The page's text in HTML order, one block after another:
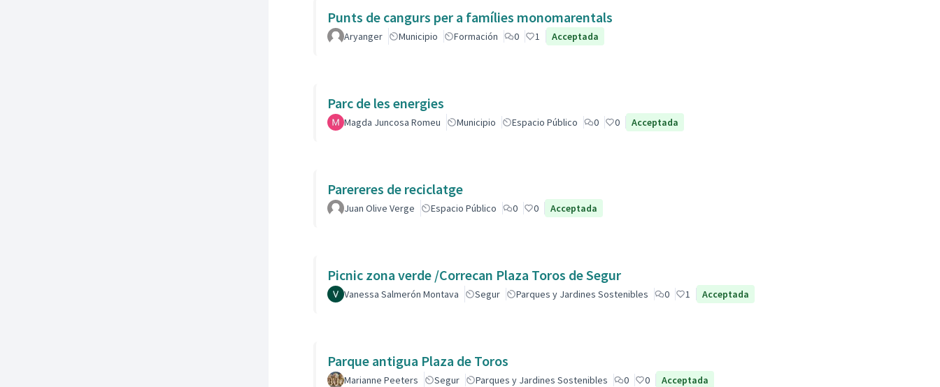
Punts de cangurs per a famílies monomarentals
Aryanger Municipio Formación 0 1 Acceptada
Parc de les energies
Magda Juncosa Romeu Municipio Espacio Público 0 0 Acceptada
Parereres de reciclatge
Juan Olive Verge Espacio Público 0 0 Acceptada
Picnic zona verde /Correcan Plaza Toros de Segur
Vanessa Salmerón Montava Segur Parques y Jardines Sostenibles 0 1 Acceptada
Parque antigua Plaza de Toros
Marianne Peeters Segur Parques y Jardines Sostenibles 0 0 Acceptada